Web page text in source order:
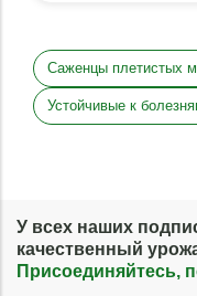
Саженцы плетистых
Устойчивые к
У всех наших
качественный
Присоединяйтесь,